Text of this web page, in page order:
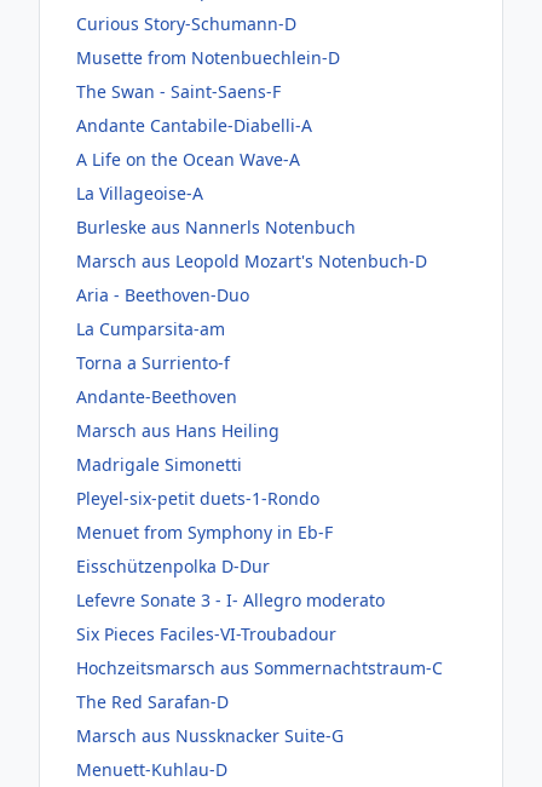
Curious Story-Schumann-D
Musette from Notenbuechlein-D
The Swan - Saint-Saens-F
Andante Cantabile-Diabelli-A
A Life on the Ocean Wave-A
La Villageoise-A
Burleske aus Nannerls Notenbuch
Marsch aus Leopold Mozart's Notenbuch-D
Aria - Beethoven-Duo
La Cumparsita-am
Torna a Surriento-f
Andante-Beethoven
Marsch aus Hans Heiling
Madrigale Simonetti
Pleyel-six-petit duets-1-Rondo
Menuet from Symphony in Eb-F
Eisschützenpolka D-Dur
Lefevre Sonate 3 - I- Allegro moderato
Six Pieces Faciles-VI-Troubadour
Hochzeitsmarsch aus Sommernachtstraum-C
The Red Sarafan-D
Marsch aus Nussknacker Suite-G
Menuett-Kuhlau-D